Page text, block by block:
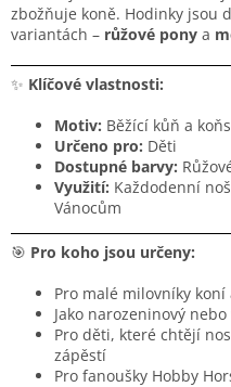
zbožňuje koně. Hodinky jsou
variantách – růžové pony a
✨ Klíčové vlastnosti:
Motiv: Běžící kůň a
Určeno pro: Děti
Dostupné barvy:
Využití: Každodenní
Vánocům
🎯 Pro koho jsou určeny:
Pro malé milovníky
Jako narozeninový
Pro děti, které chtějí
zápěstí
Pro fanoušky Hobby